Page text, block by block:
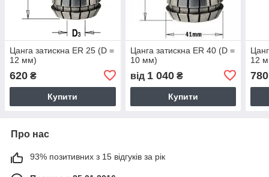
Цанга затискна ER 25 (D =
12 мм)
620 ₴
Купити
Цанга затискна ER 40 (D =
10 мм)
від 1 040₴
Купити
12
780
Про нас
93% позитивних з 15 відгуків за рік